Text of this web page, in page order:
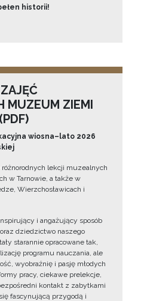
historii!
MUZEUM ZIEMI
wiosna–lato 2026
lekcji muzealnych
w Tarnowie, a także w
Wierzchosławicach i
i angażujący sposób
dziedzictwo naszego
starannie opracowane tak,
programu nauczania, ale
wyobraźnię i pasję młodych
pracy, ciekawe prelekcje,
kontakt z zabytkami
fascynującą przygodą i